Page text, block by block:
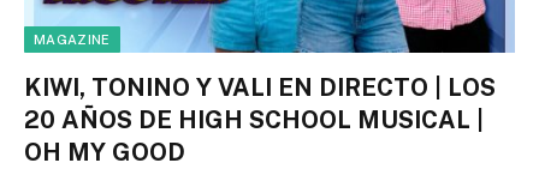
MAGAZINE
KIWI, TONINO Y VALI EN DIRECTO | LOS
20 AÑOS DE HIGH SCHOOL MUSICAL |
OH MY GOOD